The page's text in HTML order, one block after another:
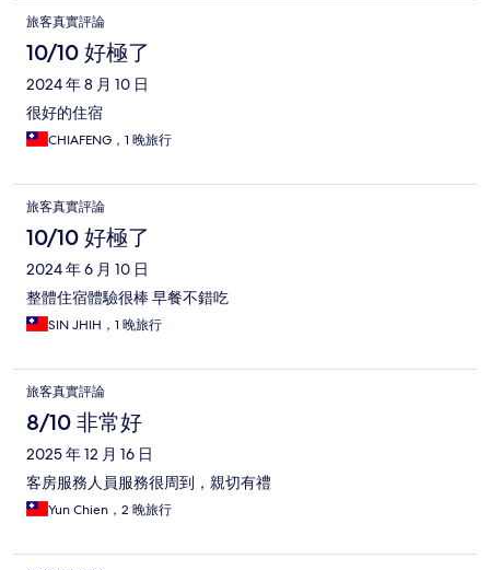
旅客真實評論
10/10 好極了
2024 年 8 月 10 日
很好的住宿
CHIAFENG，1 晚旅行
旅客真實評論
10/10 好極了
2024 年 6 月 10 日
整體住宿體驗很棒 早餐不錯吃
SIN JHIH，1 晚旅行
旅客真實評論
8/10 非常好
2025 年 12 月 16 日
客房服務人員服務很周到，親切有禮
Yun Chien，2 晚旅行